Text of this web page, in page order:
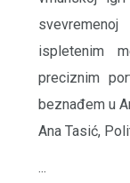
ispletenim
preciznim
beznađem u
Ana Tasić,
...